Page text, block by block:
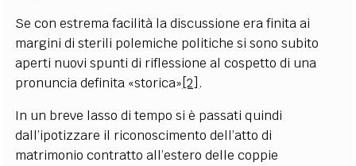
Se con estrema facilità la discussione era finita ai
margini di sterili polemiche politiche si sono subito
aperti nuovi spunti di riflessione al cospetto di una
pronuncia definita «storica» [2] .
In un breve lasso di tempo si è passati quindi
dall’ipotizzare il riconoscimento dell’atto di
matrimonio contratto all’estero delle coppie